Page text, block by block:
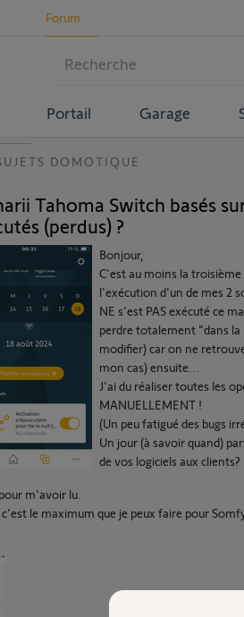
Forum
Portail Garage
DOMOTIQUE
Tahoma Switch basés
(perdus) ?
Bonjour,
C'est au moins la
l'exécution d'un de mes 2
NE s'est PAS exécuté ce
perdre totalement "dans
modifier) car on ne
mon cas) ensuite...
J'ai du réaliser toutes les
MANUELLEMENT !
(Un peu fatigué des bugs
Un jour (à savoir quand)
de vos logiciels aux clients?
m'avoir lu.
le maximum que je peux faire pour